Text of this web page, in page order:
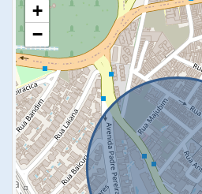
+
−